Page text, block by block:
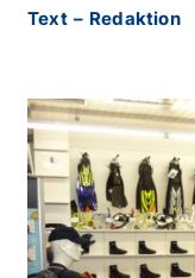
Text – Redaktion